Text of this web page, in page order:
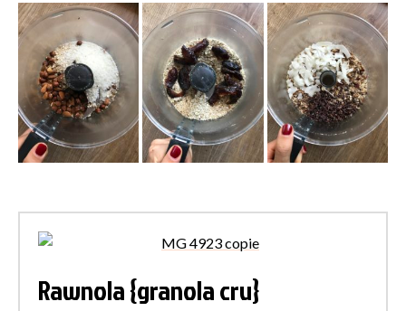
Rawnola {granola cru}